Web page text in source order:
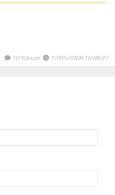
10 Yorum 12/05/2008.10:08:47